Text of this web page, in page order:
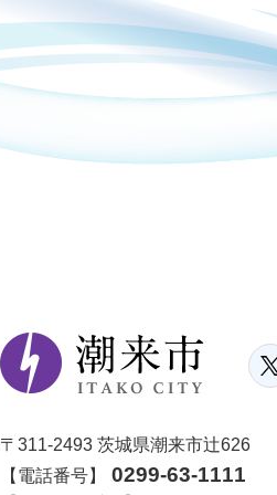
〒311-2493 茨城県潮来市辻626
【電話番号】
0299-63-1111